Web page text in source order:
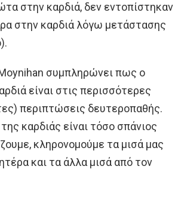
στην καρδιά, δεν εντοπίστηκαν
στην καρδιά λόγω μετάστασης
συμπληρώνει πως ο
είναι στις περισσότερες
περιπτώσεις δευτεροπαθής.
της καρδιάς είναι τόσο σπάνιος
κληρονομούμε τα μισά μας
και τα άλλα μισά από τον